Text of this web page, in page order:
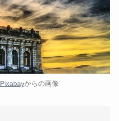
Pixabayからの画像